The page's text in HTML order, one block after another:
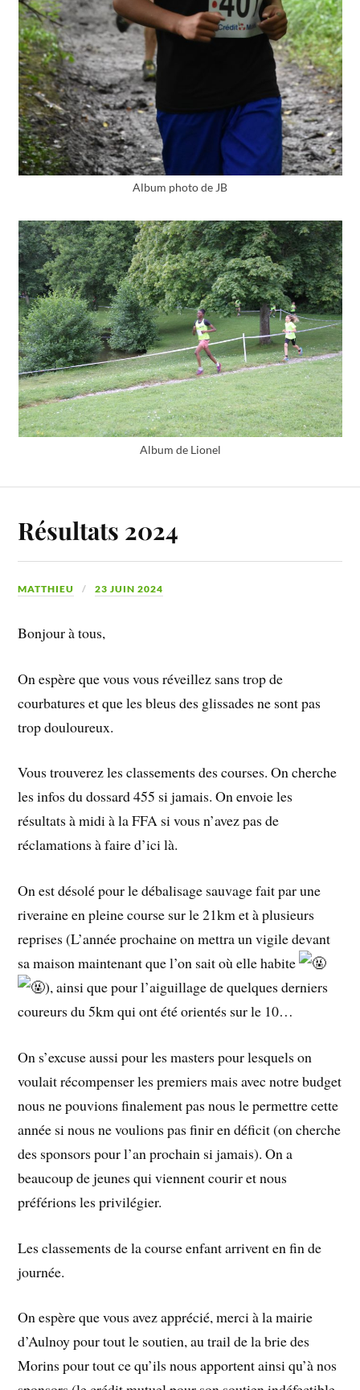
Album photo de JB
Album de Lionel
Résultats 2024
MATTHIEU 23 JUIN 2024
Bonjour à tous,
On espère que vous vous réveillez sans trop de
courbatures et que les bleus des glissades ne sont pas
trop douloureux.
Vous trouverez les classements des courses. On cherche
les infos du dossard 455 si jamais. On envoie les
résultats à midi à la FFA si vous n’avez pas de
réclamations à faire d’ici là.
Onest désolé pour le débalisage sauvage fait par une
riveraine en pleine course sur le 21km et à plusieurs
reprises (L’année prochaine on mettra un vigile devant
sa maison maintenant que l’on sait où elle habite
), ainsi que pour l’aiguillage de quelques derniers
coureurs du 5km qui ont été orientés sur le 10…
On s’excuse aussi pour les masters pour lesquels on
voulait récompenser les premiers mais avec notre budget
nous ne pouvions finalement pas nous le permettre cette
année si nous ne voulions pas finir en déficit (on cherche
des sponsors pour l’an prochain si jamais). On a
beaucoup de jeunes qui viennent courir et nous
préférions les privilégier.
Les classements de la course enfant arrivent en fin de
journée.
On espère que vous avez apprécié, merci à la mairie
d’Aulnoy pour tout le soutien, au trail de la brie des
Morins pour tout ce qu’ils nous apportent ainsi qu’à nos